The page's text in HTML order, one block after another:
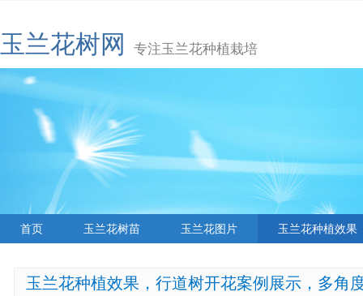
玉兰花树网 专注玉兰花种植栽培
首页 玉兰花树苗 玉兰花图片 玉兰花种植效果
玉兰花种植效果，行道树开花案例展示，多角